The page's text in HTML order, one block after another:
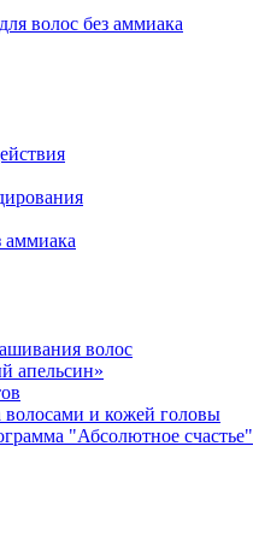
волос без аммиака
аммиака
волос
апельсин»
волосами и кожей головы
"Абсолютное счастье"